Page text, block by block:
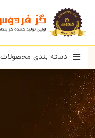
دسته بندی محصولات